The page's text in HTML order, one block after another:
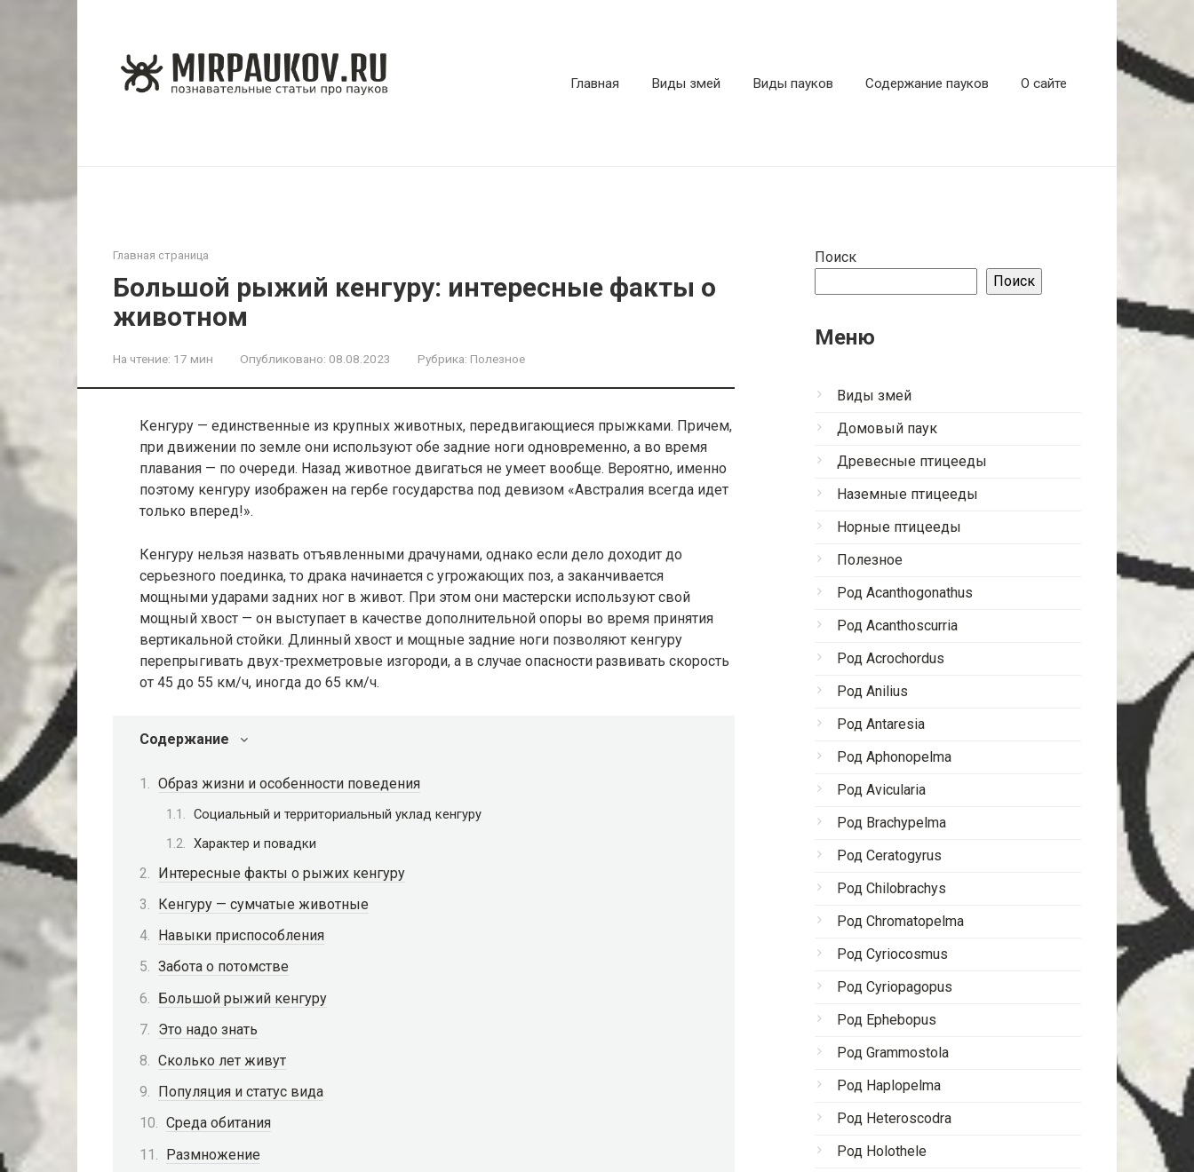
Главная Виды змей Виды пауков Содержание пауков О сайте
Главная страница
Большой рыжий кенгуру: интересные факты о
животном
На чтение: 17 мин Опубликовано: 08.08.2023 Рубрика: Полезное
Кенгуру — единственные из крупных животных, передвигающиеся прыжками. Причем,
при движении по земле они используют обе задние ноги одновременно, а во время
плавания — по очереди. Назад животное двигаться не умеет вообще. Вероятно, именно
поэтому кенгуру изображен на гербе государства под девизом «Австралия всегда идет
только вперед!».
Кенгуру нельзя назвать отъявленными драчунами, однако если дело доходит до
серьезного поединка, то драка начинается с угрожающих поз, а заканчивается
мощными ударами задних ног в живот. При этом они мастерски используют свой
мощный хвост — он выступает в качестве дополнительной опоры во время принятия
вертикальной стойки. Длинный хвост и мощные задние ноги позволяют кенгуру
перепрыгивать двух-трехметровые изгороди, а в случае опасности развивать скорость
от 45 до 55 км/ч, иногда до 65 км/ч.
Содержание
Образ жизни и особенности поведения
Социальный и территориальный уклад кенгуру
Характер и повадки
Интересные факты о рыжих кенгуру
Кенгуру — сумчатые животные
Навыки приспособления
Забота о потомстве
Большой рыжий кенгуру
Это надо знать
Сколько лет живут
Популяция и статус вида
Среда обитания
Размножение
Поиск
Поиск
Меню
Виды змей
Домовый паук
Древесные птицееды
Наземные птицееды
Норные птицееды
Полезное
Род Acanthogonathus
Род Acanthoscurria
Род Acrochordus
Род Anilius
Род Antaresia
Род Aphonopelma
Род Avicularia
Род Brachypelma
Род Ceratogyrus
Род Chilobrachys
Род Chromatopelma
Род Cyriocosmus
Род Cyriopagopus
Род Ephebopus
Род Grammostola
Род Haplopelma
Род Heteroscodra
Род Holothele